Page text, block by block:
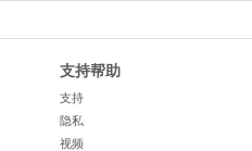
支持帮助
支持
隐私
视频